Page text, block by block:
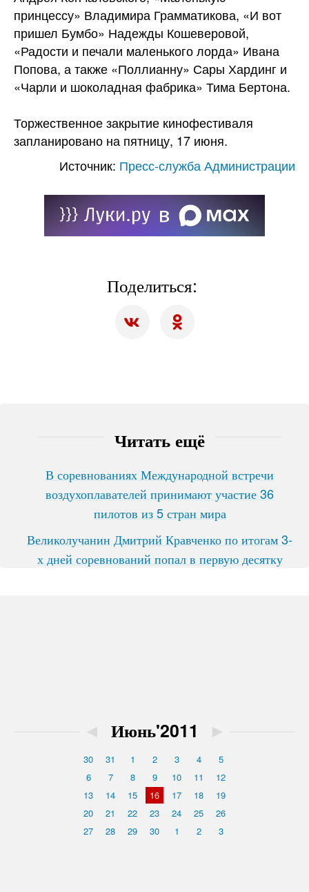
принцессу» Владимира Грамматикова, «И вот
пришел Бумбо» Надежды Кошеверовой,
«Радости и печали маленького лорда» Ивана
Попова, а также «Поллианну» Сары Хардинг и
«Чарли и шоколадная фабрика» Тима Бертона.
Торжественное закрытие кинофестиваля
запланировано на пятницу, 17 июня.
Источник: Пресс-служба Администрации
Поделиться:
Читать ещё
В соревнованиях Международной встречи
воздухоплавателей принимают участие 36
пилотов из 5 стран мира
Великолучанин Дмитрий Кравченко по итогам 3-
х дней соревнований попал в первую десятку
◄ Июнь'2011 ►
30 31 1 2 3 4
5
6
7 8 9 10 11
12
13
14 15 16 17 18
19
20
21 22 23 24 25
26
27
28 29 30 1 2 3